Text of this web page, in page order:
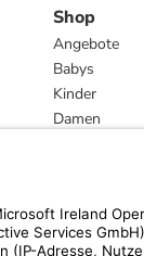
Shop
Angebote
Babys
Kinder
Damen
Marken